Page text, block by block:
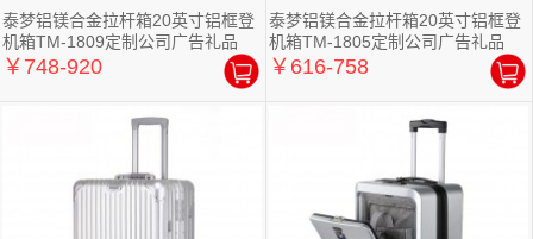
泰梦铝镁合金拉杆箱20英寸铝框登
机箱TM-1809定制公司广告礼品
￥748-920
泰梦铝镁合金拉杆箱20英寸铝框登
机箱TM-1805定制公司广告礼品
￥616-758